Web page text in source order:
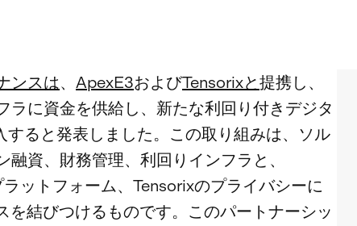
ンスは、 ApexE3およびTensorixと提携し、
ラに資金を供給し、新たな利回り付きデジタ
すると発表しました。この取り組みは、ソル
融資、財務管理、利回りインフラと、
ットフォーム、Tensorixのプライバシーに
を結びつけるものです。このパートナーシッ